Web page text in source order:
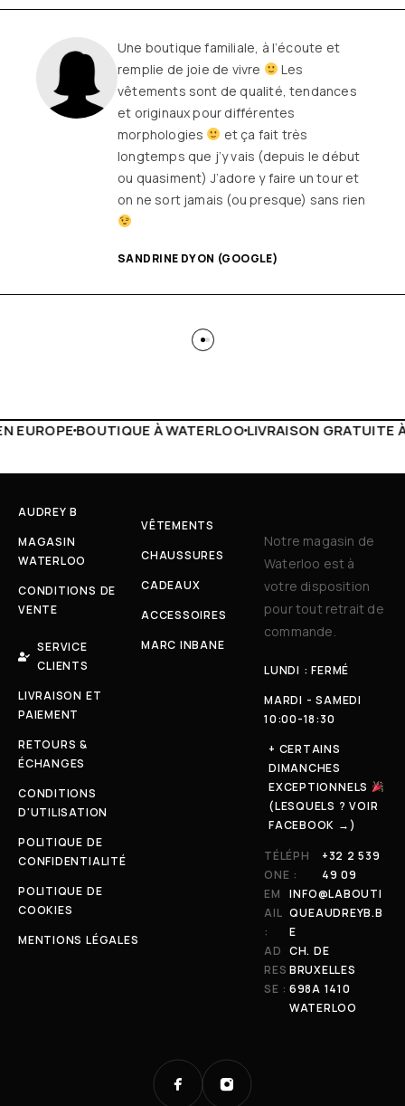
Une boutique familiale, à l’écoute et
remplie de joie de vivre
Les
vêtements sont de qualité, tendances
et originaux pour différentes
morphologies
et ça fait très
longtemps que j’y vais (depuis le début
ou quasiment) J’adore y faire un tour et
on ne sort jamais (ou presque) sans rien
SANDRINE DYON (GOOGLE)
LIVRAISON GRATUITE À PARTIR DE 150€LIVE
AUDREY B
MAGASIN
WATERLOO
CONDITIONS DE
VENTE
SERVICE
CLIENTS
LIVRAISON ET
PAIEMENT
RETOURS &
ÉCHANGES
CONDITIONS
D'UTILISATION
POLITIQUE DE
CONFIDENTIALITÉ
POLITIQUE DE
COOKIES
MENTIONS LÉGALES
VÊTEMENTS
CHAUSSURES
CADEAUX
ACCESSOIRES
MARC INBANE
Notre magasin de
Waterloo est à
votre disposition
pour tout retrait de
commande.
LUNDI : FERMÉ
MARDI - SAMEDI
10:00-18:30
+ CERTAINS
DIMANCHES
EXCEPTIONNELS
(LESQUELS ? VOIR
FACEBOOK →)
TÉLÉPH
ONE :
+32 2 539
49 09
EM
AIL
:
INFO@LABOUTI
QUEAUDREYB.B
E
AD
RES
SE :
CH. DE
BRUXELLES
698A 1410
WATERLOO